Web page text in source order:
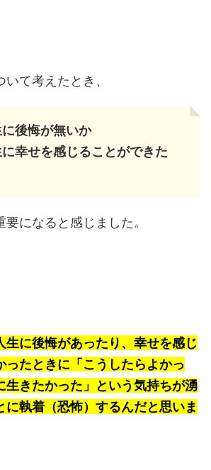
て考えたとき、
に後悔が無いか
に幸せを感じることができた
になると感じました。
生に後悔があったり、幸せを感じ
ったときに「こうしたらよかっ
生きたかった」という気持ちが湧
に執着（恐怖）するんだと思いま